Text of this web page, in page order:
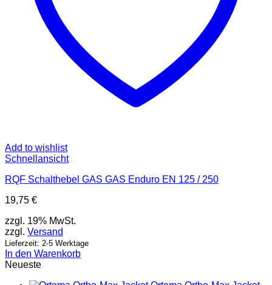
Add to wishlist
Schnellansicht
RQF Schalthebel GAS GAS Enduro EN 125 / 250
19,75 €
zzgl. 19% MwSt.
zzgl. Versand
Lieferzeit: 2-5 Werktage
In den Warenkorb
Neueste